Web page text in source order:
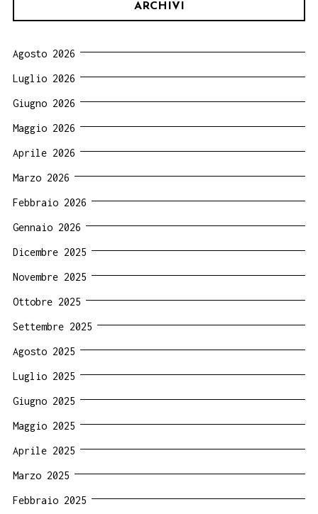
ARCHIVI
Agosto 2026
Luglio 2026
Giugno 2026
Maggio 2026
Aprile 2026
Marzo 2026
Febbraio 2026
Gennaio 2026
Dicembre 2025
Novembre 2025
Ottobre 2025
Settembre 2025
Agosto 2025
Luglio 2025
Giugno 2025
Maggio 2025
Aprile 2025
Marzo 2025
Febbraio 2025